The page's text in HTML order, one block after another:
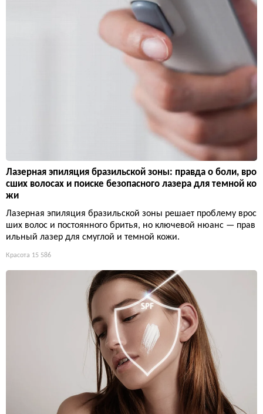
Лазерная эпиляция бразильской зоны: правда о боли, вро
сших волосах и поиске безопасного лазера для темной ко
жи
Лазерная эпиляция бразильской зоны решает проблему врос
ших волос и постоянного бритья, но ключевой нюанс — прав
ильный лазер для смуглой и темной кожи.
Красота 15 586